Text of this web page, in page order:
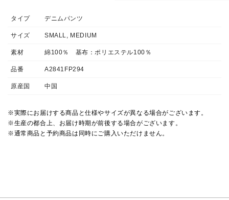
タイプ デニムパンツ
サイズ SMALL, MEDIUM
素材 綿100％ 基布：ポリエステル100％
品番 A2841FP294
原産国 中国
※実際にお届けする商品と仕様やサイズが異なる場合がございます。
※生産の都合上、お届け時期が前後する場合がございます。
※通常商品と予約商品は同時にご購入いただけません。